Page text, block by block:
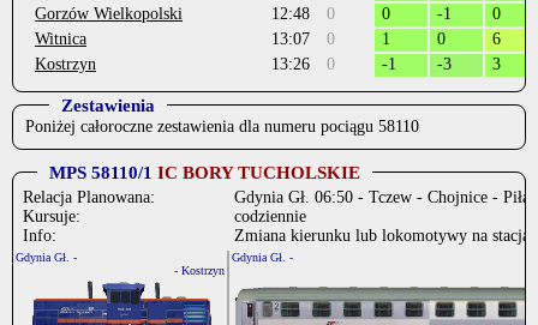
Gorzów Wielkopolski
12:48 0 0 -1
0
Witnica
13:07 0 1 0
6
Kostrzyn
13:26 0 -1 -3 3
Zestawienia
Poniżej całoroczne zestawienia dla numeru pociągu 58110
MPS 58110/1 IC BORY TUCHOLSKIE
Relacja Planowana:
Kursuje:
Info:
Gdynia Gł. 06:50 - Tczew - Chojnice -
codziennie
Zmiana kierunku lub lokomotywy na
Gdynia Gł. -
- Kostrzyn
Gdynia Gł. -